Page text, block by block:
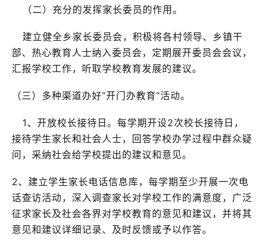
（二）充分的发挥家长委员的作用。
建立健全乡家长委员会，积极将各村领导、乡镇干
部、热心教育人士纳入委员会，定期展开委员会会议，
汇报学校工作，听取学校教育发展的建议。
（三）多种渠道办好“开门办教育”活动。
1、开放校长接待日。每学期开设2次校长接待日，
接待学生家长和社会人士，回答学校办学过程中群众疑
问，采纳社会给学校提出的建议和意见。
2、建立学生家长电话信息库，每学期至少开展一次电
话查访活动，深入调查家长对学校工作的满意度，广泛
征求家长及社会各界对学校教育的意见和建议，并将其
意见和建议详细记录、及时反馈或予以作答。